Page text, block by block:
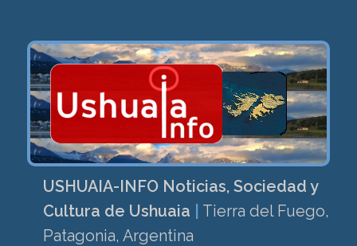
USHUAIA-INFO Noticias, Sociedad y
Cultura de Ushuaia
Tierra del Fuego,
Patagonia, Argentina